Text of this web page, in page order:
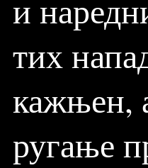
и
тих
кажњен,
ругање